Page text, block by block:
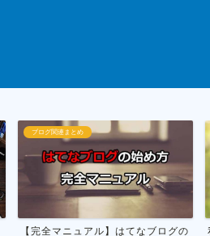
ブログ運営
私がやってる雑記ブログで無理なく